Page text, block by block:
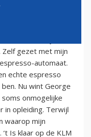
gezet met mijn
automaat.
echte espresso
Nu wint George
soms onmogelijke
in opleiding. Terwijl
waarop mijn
Is klaar op de KLM